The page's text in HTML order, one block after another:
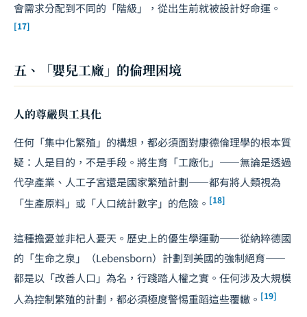
會需求分配到不同的「階級」，從出生前就被設計好命運。
[17]
五、「嬰兒工廠」的倫理困境
人的尊嚴與工具化
任何「集中化繁殖」的構想，都必須面對康德倫理學的根本質
疑：人是目的，不是手段。將生育「工廠化」——無論是透過
代孕產業、人工子宮還是國家繁殖計劃——都有將人類視為
「生產原料」或「人口統計數字」的危險。 [18]
這種擔憂並非杞人憂天。歷史上的優生學運動——從納粹德國
的「生命之泉」（Lebensborn）計劃到美國的強制絕育——
都是以「改善人口」為名，行踐踏人權之實。任何涉及大規模
人為控制繁殖的計劃，都必須極度警惕重蹈這些覆轍。 [19]